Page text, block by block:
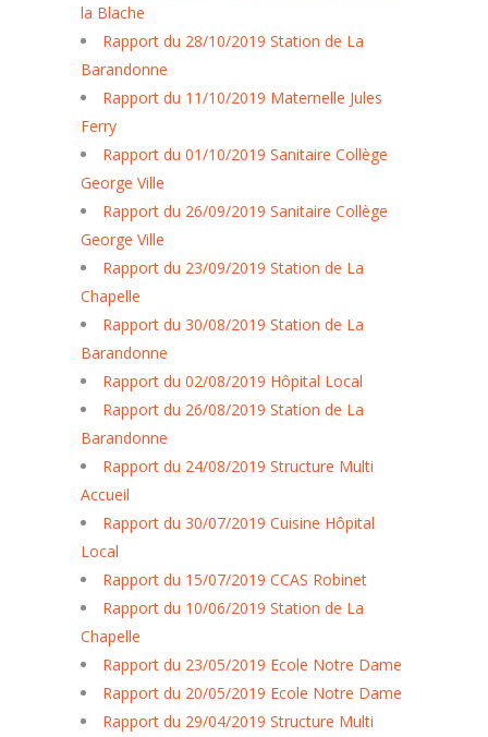
la Blache
Rapport du 28/10/2019 Station de La
Barandonne
Rapport du 11/10/2019 Maternelle Jules
Ferry
Rapport du 01/10/2019 Sanitaire Collège
George Ville
Rapport du 26/09/2019 Sanitaire Collège
George Ville
Rapport du 23/09/2019 Station de La
Chapelle
Rapport du 30/08/2019 Station de La
Barandonne
Rapport du 02/08/2019 Hôpital Local
Rapport du 26/08/2019 Station de La
Barandonne
Rapport du 24/08/2019 Structure Multi
Accueil
Rapport du 30/07/2019 Cuisine Hôpital
Local
Rapport du 15/07/2019 CCAS Robinet
Rapport du 10/06/2019 Station de La
Chapelle
Rapport du 23/05/2019 Ecole Notre Dame
Rapport du 20/05/2019 Ecole Notre Dame
Rapport du 29/04/2019 Structure Multi